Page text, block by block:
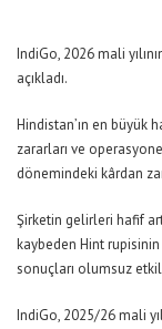
IndiGo, 2026 mali
açıkladı.
Hindistan’ın en büyük
zararları ve
dönemindeki kârdan
Şirketin gelirleri hafif
kaybeden Hint
sonuçları olumsuz
IndiGo, 2025/26 mali